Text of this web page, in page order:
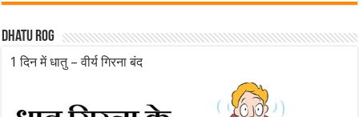
Dhatu rog
1 दिन में धातु – वीर्य गिरना बंद